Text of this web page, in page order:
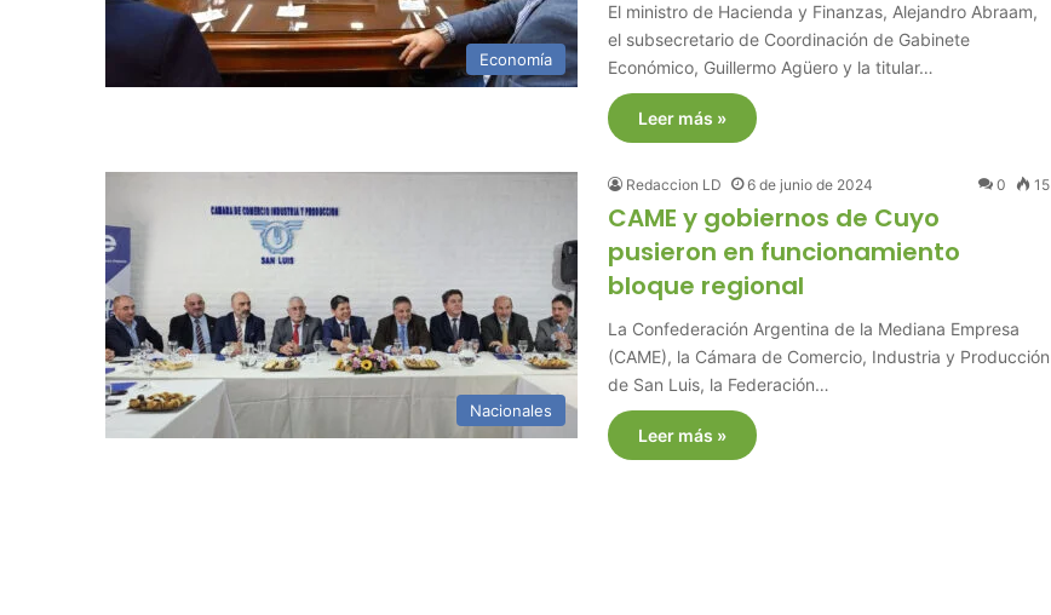
Economía
El ministro de Hacienda y Finanzas, Alejandro Abraam,
el subsecretario de Coordinación de Gabinete
Económico, Guillermo Agüero y la titular…
Leer más »
Nacionales
Redaccion LD 6 de junio de 2024 0 15
CAME y gobiernos de Cuyo
pusieron en funcionamiento
bloque regional
La Confederación Argentina de la Mediana Empresa
(CAME), la Cámara de Comercio, Industria y Producción
de San Luis, la Federación…
Leer más »